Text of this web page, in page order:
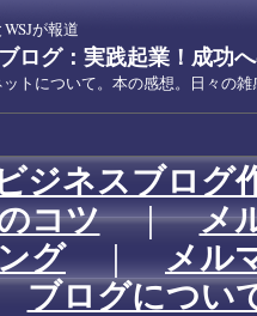
が報道
ログ：実践起業！成功
トについて。本の感想。日々の
ビジネスブログ
コツ｜メ
グ｜ メル
ブログについ